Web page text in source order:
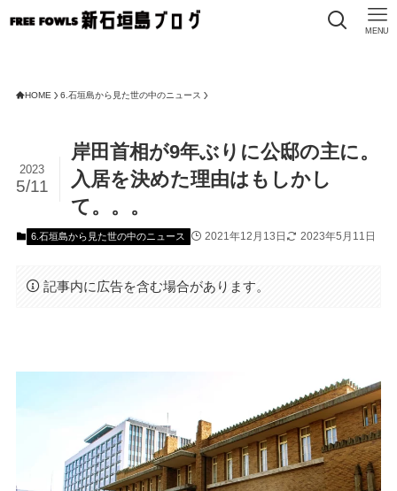
MENU
HOME 6.石垣島から見た世の中のニュース
岸田首相が9年ぶりに公邸の主に。
入居を決めた理由はもしかし
て。。。
2023
5/11
6.石垣島から見た世の中のニュース 2021年12月13日 2023年5月11日
記事内に広告を含む場合があります。